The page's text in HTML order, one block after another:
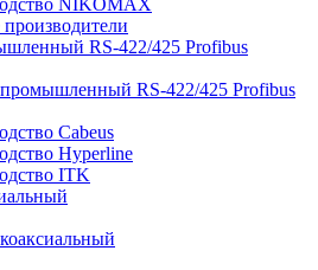
NIKOMAX
RS-422/425 Profibus
RS-422/425 Profibus
Cabeus
Hyperline
ITK